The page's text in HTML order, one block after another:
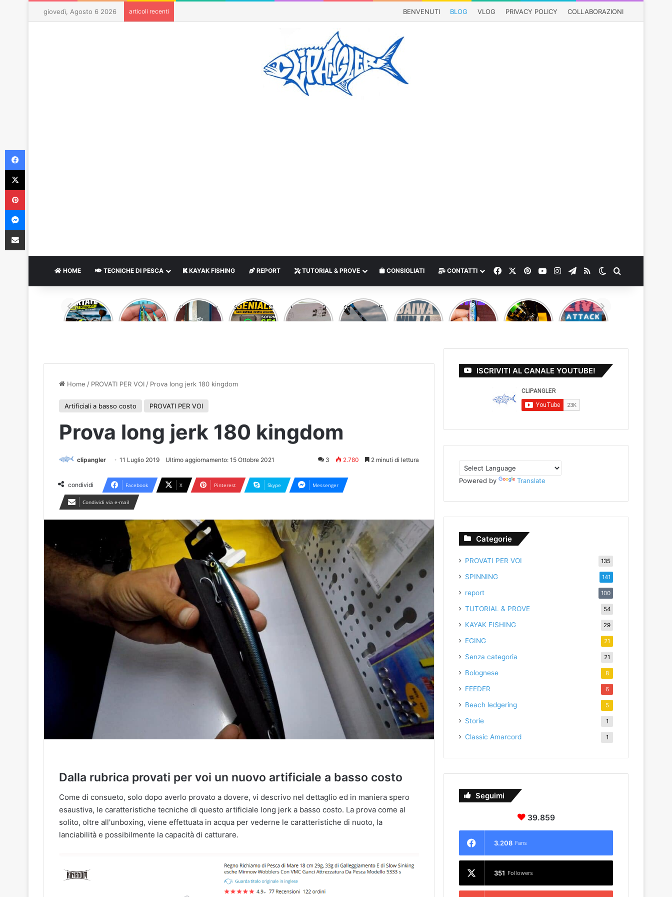
giovedì, Agosto 6 2026 articoli recenti BENVENUTI BLOG VLOG PRIVACY POLICY COLLABORAZIONI
HOME TECNICHE DI PESCA KAYAK FISHING REPORT TUTORIAL & PROVE CONSIGLIATI CONTATTI FacebookPinterestYou TubeInstagram
Telegram
RSSCambia aspetto
DAIWA
CERTATE
JIGGING
PRO
Odenwolf x
Kurpfalz
cintura –
SOFIRN SE1
MINI
KITARA SR
– VERTICAL
CLIPANGLER
SPINNING
DAIWA
NINJA
NUOVO
VIDEO
Nuova
combo ULS
LIVE
ATTACK IN
Home / PROVATI PER VOI / Prova long jerk 180 kingdom
Artificiali a basso costo PROVATI PER VOI
Prova long jerk 180 kingdom
clipangler 11 Luglio 2019 Ultimo aggiornamento: 15 Ottobre 2021 3 2.780 2 minuti di lettura
condividi Facebook X Pinterest Skype Messenger
Condividi via e-mail
Dalla rubrica provati per voi un nuovo artificiale a basso costo
Come di consueto, solo dopo averlo provato a dovere, vi descrivo nel dettaglio ed in maniera spero
esaustiva, le caratteristiche tecniche di questo artificiale long jerk a basso costo. La prova come al
solito, oltre all'unboxing, viene effettuata in acqua per vederne le caratteristiche di nuoto, la
lanciabilità e possibilmente la capacità di catturare.
ISCRIVITI AL CANALE YOUTUBE!
Powered by Translate
Categorie
PROVATI PER VOI 135
SPINNING 141
report 100
TUTORIAL & PROVE 54
KAYAK FISHING 29
EGING 21
Senza categoria 21
Bolognese 8
FEEDER 6
Beach ledgering 5
Storie 1
Classic Amarcord 1
Seguimi
39.859
3.208 Fans
351 Followers
Facebook
X
Pinterest
Messenger
Condividi via e-mail